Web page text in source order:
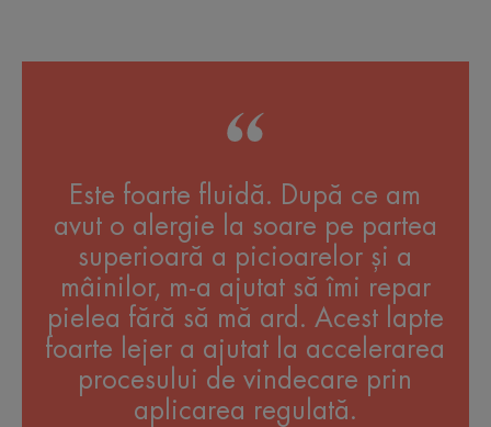
Este foarte fluidă. După ce am
avut o alergie la soare pe partea
superioară a picioarelor și a
mâinilor, m-a ajutat să îmi repar
pielea fără să mă ard. Acest lapte
foarte lejer a ajutat la accelerarea
procesului de vindecare prin
aplicarea regulată.